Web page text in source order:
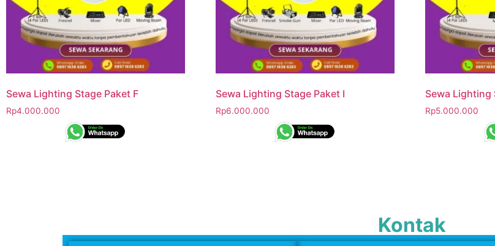
Sewa Lighting Stage Paket F
Rp4.000.000
Sewa Lighting Stage Paket I
Rp6.000.000
Sewa Lighting
Rp5.000.000
Kontak